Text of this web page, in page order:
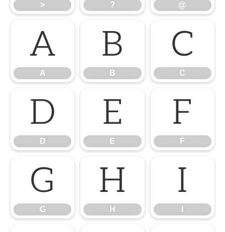
> ? @
A
A
B
B
C
C
D
D
E
E
F
F
G
G
H
H
I